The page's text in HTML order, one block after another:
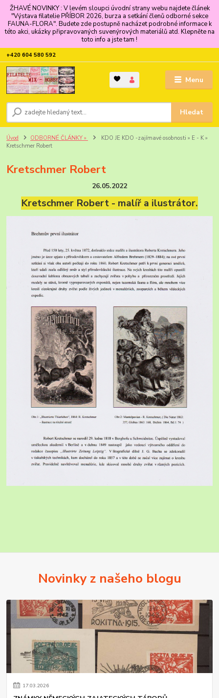
ŽHAVÉ NOVINKY : V levém sloupci úvodní strany webu najdete článek
"Výstava filatelie PŘÍBOR 2026, burza a setkání členů odborné sekce
FAUNA-FLORA". Budete zde postupně nacházet podrobné informace k
této akci, ukázky připravovaných suvenýrových materiálů atd. Klepněte na
toto info a jste tam !
Menu
Hledat
+420 604 580 592
Úvod ODBORNÉ ČLÁNKY »
KDO JE KDO -zajímavé osobnosti » E - K »
Kretschmer Robert
Kretschmer Robert
26.05.2022
Kretschmer Robert - malíř a ilustrátor.
Novinky z našeho blogu
17.03.2026